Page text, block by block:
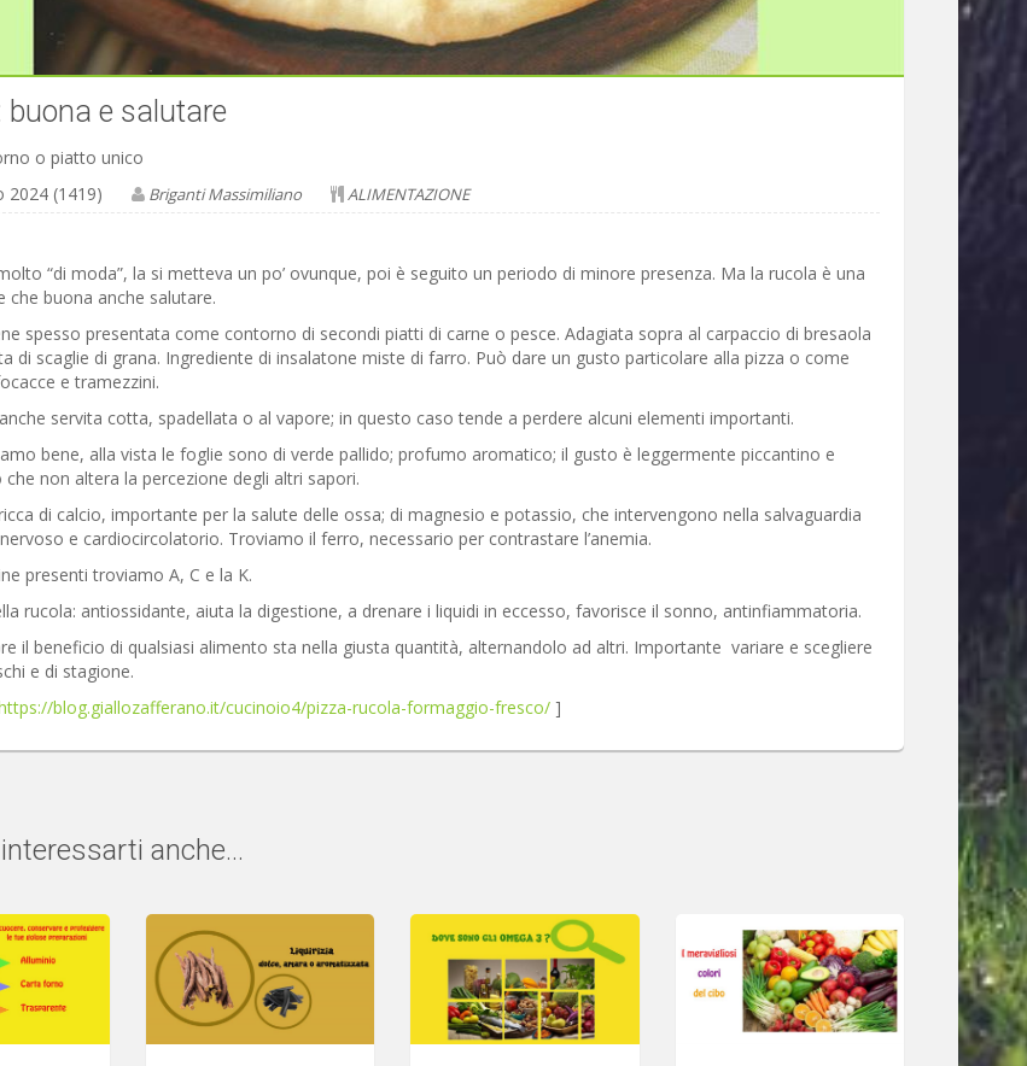
buona e salutare
o piatto unico
2024 (1419)
Briganti Massimiliano ALIMENTAZIONE
“di moda”, la si metteva un po’ ovunque, poi è seguito un periodo di minore presenza. Ma la rucola è una
che buona anche salutare.
spesso presentata come contorno di secondi piatti di carne o pesce. Adagiata sopra al carpaccio di bresaola
di scaglie di grana. Ingrediente di insalatone miste di farro. Può dare un gusto particolare alla pizza o come
e tramezzini.
servita cotta, spadellata o al vapore; in questo caso tende a perdere alcuni elementi importanti.
bene, alla vista le foglie sono di verde pallido; profumo aromatico; il gusto è leggermente piccantino e
non altera la percezione degli altri sapori.
di calcio, importante per la salute delle ossa; di magnesio e potassio, che intervengono nella salvaguardia
e cardiocircolatorio. Troviamo il ferro, necessario per contrastare l’anemia.
presenti troviamo A, C e la K.
rucola: antiossidante, aiuta la digestione, a drenare i liquidi in eccesso, favorisce il sonno, antinfiammatoria.
il beneficio di qualsiasi alimento sta nella giusta quantità, alternandolo ad altri. Importante variare e scegliere
e di stagione.
blog.giallozafferano.it/cucinoio4/pizza-rucola-formaggio-fresco/]
anche...